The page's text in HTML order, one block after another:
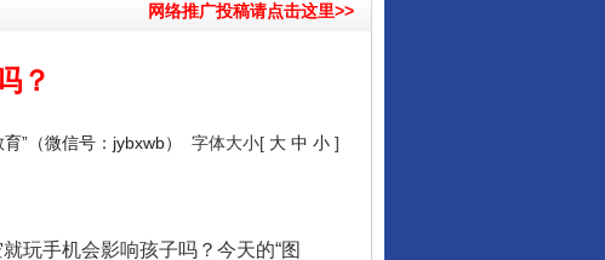
网络推广投稿请点击这里>>
？
”（微信号：jybxwb） 字体大小[ 大 中 小 ]
手机会影响孩子吗？今天的“图